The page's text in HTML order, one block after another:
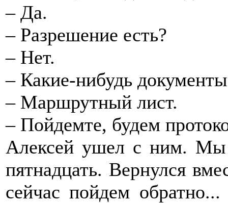
– Да.
– Разрешение есть?
– Нет.
– Какие-нибудь
– Маршрутный лист.
– Пойдемте, будем
Алексей ушел с ним. Мы
пятнадцать. Вернулся
сейчас пойдем